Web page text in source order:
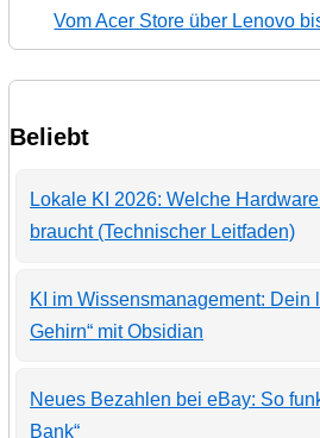
Vom Acer Store über Lenovo
Beliebt
Lokale KI 2026: Welche
braucht (Technischer Leitfaden)
KI im Wissensmanagement: Dein
Gehirn“ mit Obsidian
Neues Bezahlen bei eBay: So
Bank“